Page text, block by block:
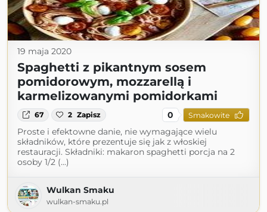
19 maja 2020
Spaghetti z pikantnym sosem
pomidorowym, mozzarellą i
karmelizowanymi pomidorkami
67 2 Zapisz 0 Smakowite
Proste i efektowne danie, nie wymagające wielu
składników, które prezentuje się jak z włoskiej
restauracji. Składniki: makaron spaghetti porcja na 2
osoby 1/2 (...)
Wulkan Smaku
wulkan-smaku.pl